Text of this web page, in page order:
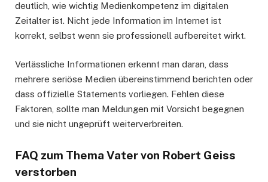
deutlich, wie wichtig Medienkompetenz im digitalen
Zeitalter ist. Nicht jede Information im Internet ist
korrekt, selbst wenn sie professionell aufbereitet wirkt.
Verlässliche Informationen erkennt man daran, dass
mehrere seriöse Medien übereinstimmend berichten oder
dass offizielle Statements vorliegen. Fehlen diese
Faktoren, sollte man Meldungen mit Vorsicht begegnen
und sie nicht ungeprüft weiterverbreiten.
FAQ zum Thema Vater von Robert Geiss
verstorben